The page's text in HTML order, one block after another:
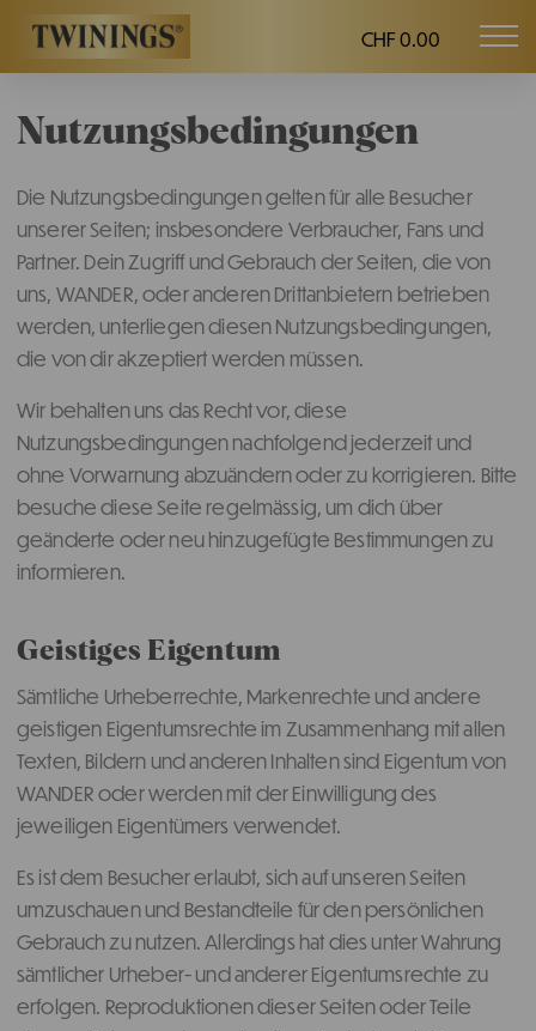
Twinings.ch
CHF 0.00
Nutzungsbedingungen
Die Nutzungsbedingungen gelten für alle Besucher
unserer Seiten; insbesondere Verbraucher, Fans und
Partner. Dein Zugriff und Gebrauch der Seiten, die von
uns, WANDER, oder anderen Drittanbietern betrieben
werden, unterliegen diesen Nutzungsbedingungen,
die von dir akzeptiert werden müssen.
Wir behalten uns das Recht vor, diese
Nutzungsbedingungen nachfolgend jederzeit und
ohne Vorwarnung abzuändern oder zu korrigieren. Bitte
besuche diese Seite regelmässig, um dich über
geänderte oder neu hinzugefügte Bestimmungen zu
informieren.
Geistiges Eigentum
Sämtliche Urheberrechte, Markenrechte und andere
geistigen Eigentumsrechte im Zusammenhang mit allen
Texten, Bildern und anderen Inhalten sind Eigentum von
WANDER oder werden mit der Einwilligung des
jeweiligen Eigentümers verwendet.
Es ist dem Besucher erlaubt, sich auf unseren Seiten
umzuschauen und Bestandteile für den persönlichen
Gebrauch zu nutzen. Allerdings hat dies unter Wahrung
sämtlicher Urheber- und anderer Eigentumsrechte zu
erfolgen. Reproduktionen dieser Seiten oder Teile